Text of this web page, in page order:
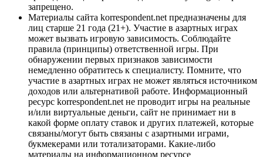
запрещено.
Материалы сайта korrespondent.net предназначены для
лиц старше 21 года (21+). Участие в азартных играх
может вызвать игровую зависимость. Соблюдайте
правила (принципы) ответственной игры. При
обнаружении первых признаков зависимости
немедленно обратитесь к специалисту. Помните, что
участие в азартных играх не может являться источником
доходов или альтернативой работе. Информационный
ресурс korrespondent.net не проводит игры на реальные
и/или виртуальные деньги, сайт не принимает ни в
какой форме оплату ставок и других платежей, которые
связаны/могут быть связаны с азартными играми,
букмекерами или тотализаторами. Какие-либо
материалы на информационном ресурсе